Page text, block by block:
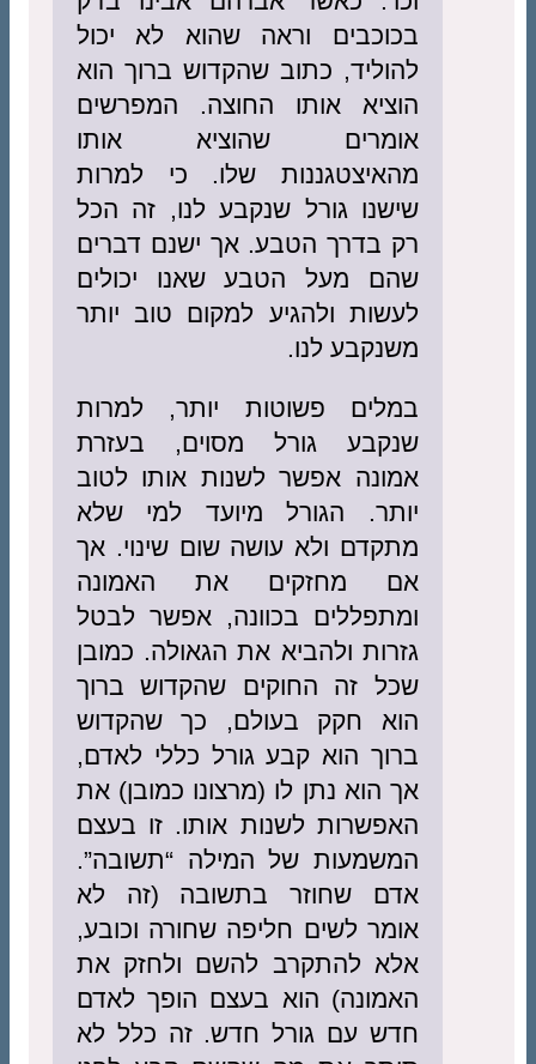
בכוכבים וראה שהוא לא יכול
להוליד, כתוב שהקדוש ברוך הוא
הוציא אותו החוצה. המפרשים
אומרים שהוציא אותו
מהאיצטגננות שלו. כי למרות
שישנו גורל שנקבע לנו, זה הכל
רק בדרך הטבע. אך ישנם דברים
שהם מעל הטבע שאנו יכולים
לעשות ולהגיע למקום טוב יותר
משנקבע לנו.
במלים פשוטות יותר, למרות
שנקבע גורל מסוים, בעזרת
אמונה אפשר לשנות אותו לטוב
יותר. הגורל מיועד למי שלא
מתקדם ולא עושה שום שינוי. אך
אם מחזקים את האמונה
ומתפללים בכוונה, אפשר לבטל
גזרות ולהביא את הגאולה. כמובן
שכל זה החוקים שהקדוש ברוך
הוא חקק בעולם, כך שהקדוש
ברוך הוא קבע גורל כללי לאדם,
אך הוא נתן לו (מרצונו כמובן) את
האפשרות לשנות אותו. זו בעצם
המשמעות של המילה “תשובה”.
אדם שחוזר בתשובה (זה לא
אומר לשים חליפה שחורה וכובע,
אלא להתקרב להשם ולחזק את
האמונה) הוא בעצם הופך לאדם
חדש עם גורל חדש. זה כלל לא